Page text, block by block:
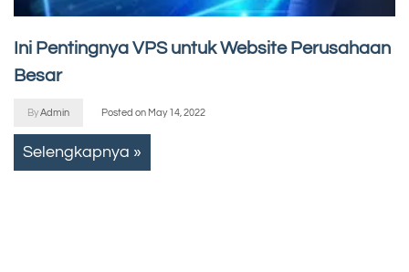
Ini Pentingnya VPS untuk Website Perusahaan
Besar
ByAdmin Posted on May 14, 2022
Selengkapnya »